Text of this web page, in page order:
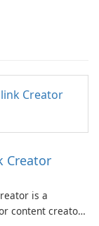
Creator
is a
content creators